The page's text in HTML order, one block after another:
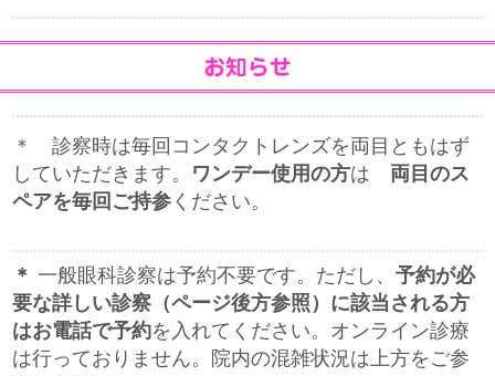
お知らせ
＊ 診察時は毎回コンタクトレンズを両目ともはず
していただきます。 ワンデー使用の方は 両目のス
ペアを毎回ご持参 ください。
＊ 一般眼科診察は予約不要です。ただし、予約が必
要な詳しい診察（ページ後方参照）に該当される方
はお電話で予約を入れてください。オンライン診療
は行っておりません。院内の混雑状況は上方をご参